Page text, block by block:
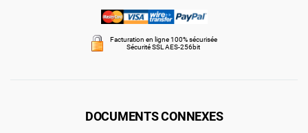
Facturation en ligne 100% sécurisée
Sécurité SSL AES-256bit
DOCUMENTS CONNEXES